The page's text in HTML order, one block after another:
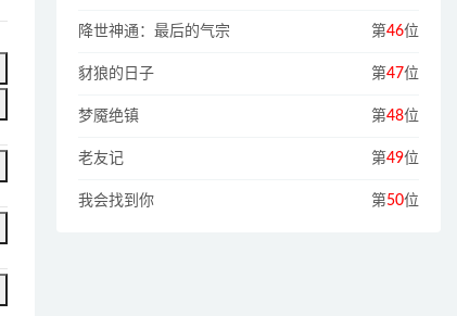
降世神通：最后的气宗 第46位
豺狼的日子 第47位
梦魇绝镇 第48位
老友记 第49位
我会找到你 第50位